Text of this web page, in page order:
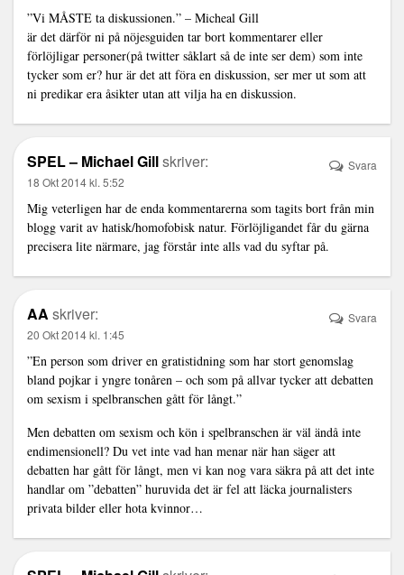
”Vi MÅSTE ta diskussionen.” – Micheal Gill
är det därför ni på nöjesguiden tar bort kommentarer eller
förlöjligar personer(på twitter såklart så de inte ser dem) som inte
tycker som er? hur är det att föra en diskussion, ser mer ut som att
ni predikar era åsikter utan att vilja ha en diskussion.
SPEL – Michael Gillskriver:
18 Okt 2014 kl. 5:52
Mig veterligen har de enda kommentarerna som tagits bort från min
blogg varit av hatisk/homofobisk natur. Förlöjligandet får du gärna
precisera lite närmare, jag förstår inte alls vad du syftar på.
Svara
AA skriver:
20 Okt 2014 kl. 1:45
”En person som driver en gratistidning som har stort genomslag
bland pojkar i yngre tonåren – och som på allvar tycker att debatten
om sexism i spelbranschen gått för långt.”
Men debatten om sexism och kön i spelbranschen är väl ändå inte
endimensionell? Du vet inte vad han menar när han säger att
debatten har gått för långt, men vi kan nog vara säkra på att det inte
handlar om ”debatten” huruvida det är fel att läcka journalisters
privata bilder eller hota kvinnor…
Svara